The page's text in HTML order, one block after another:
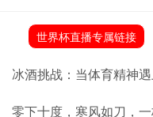
世界杯直播专属链接
冰酒挑战：当体育精神
零下十度，寒风如刀，